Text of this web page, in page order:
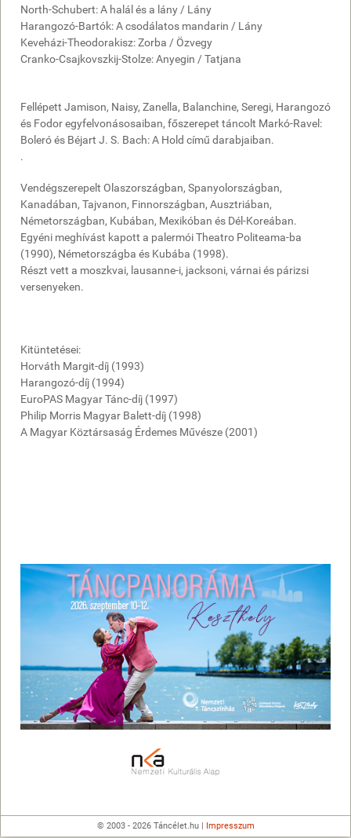
North-Schubert: A halál és a lány / Lány
Harangozó-Bartók: A csodálatos mandarin / Lány
Keveházi-Theodorakisz: Zorba / Özvegy
Cranko-Csajkovszkij-Stolze: Anyegin / Tatjana
Fellépett Jamison, Naisy, Zanella, Balanchine, Seregi, Harangozó
és Fodor egyfelvonásosaiban, főszerepet táncolt Markó-Ravel:
Boleró és Béjart J. S. Bach: A Hold című darabjaiban.
.
Vendégszerepelt Olaszországban, Spanyolországban,
Kanadában, Tajvanon, Finnországban, Ausztriában,
Németországban, Kubában, Mexikóban és Dél-Koreában.
Egyéni meghívást kapott a palermói Theatro Politeama-ba
(1990), Németországba és Kubába (1998).
Részt vett a moszkvai, lausanne-i, jacksoni, várnai és párizsi
versenyeken.
Kitüntetései:
Horváth Margit-díj (1993)
Harangozó-díj (1994)
EuroPAS Magyar Tánc-díj (1997)
Philip Morris Magyar Balett-díj (1998)
A Magyar Köztársaság Érdemes Művésze (2001)
© 2003 - 2026 Táncélet.hu | Impresszum